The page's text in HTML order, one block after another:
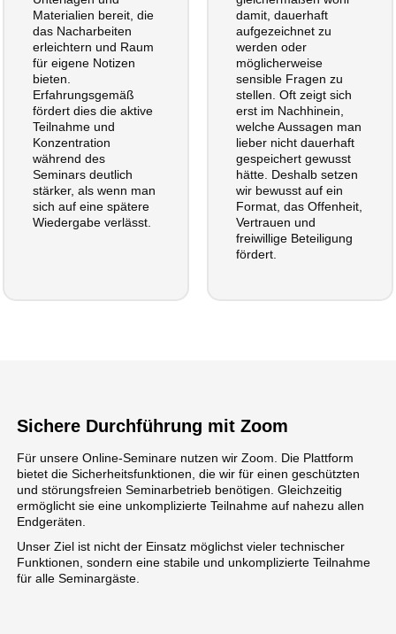
Materialien bereit, die
das Nacharbeiten
erleichtern und Raum
für eigene Notizen
bieten.
Erfahrungsgemäß
fördert dies die aktive
Teilnahme und
Konzentration
während des
Seminars deutlich
stärker, als wenn man
sich auf eine spätere
Wiedergabe verlässt.
damit, dauerhaft
aufgezeichnet zu
werden oder
möglicherweise
sensible Fragen zu
stellen. Oft zeigt sich
erst im Nachhinein,
welche Aussagen man
lieber nicht dauerhaft
gespeichert gewusst
hätte. Deshalb setzen
wir bewusst auf ein
Format, das Offenheit,
Vertrauen und
freiwillige Beteiligung
fördert.
Sichere Durchführung mit Zoom
Für unsere Online-Seminare nutzen wir Zoom. Die Plattform
bietet die Sicherheitsfunktionen, die wir für einen geschützten
und störungsfreien Seminarbetrieb benötigen. Gleichzeitig
ermöglicht sie eine unkomplizierte Teilnahme auf nahezu allen
Endgeräten.
Unser Ziel ist nicht der Einsatz möglichst vieler technischer
Funktionen, sondern eine stabile und unkomplizierte Teilnahme
für alle Seminargäste.